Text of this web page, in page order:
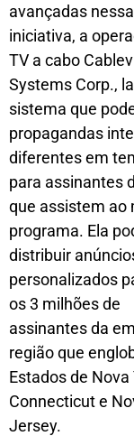
avançadas nessa
iniciativa, a
TV a cabo
Systems Corp.,
sistema que
propagandas
diferentes em
para assinantes
que assistem ao
programa. Ela
distribuir
personalizados
os 3 milhões de
assinantes da
região que
Estados de Nova
Connecticut e
Jersey.